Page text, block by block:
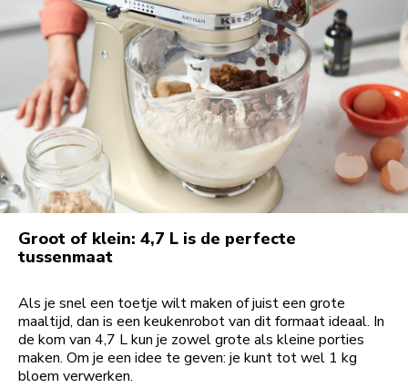
Groot of klein: 4,7 L is de perfecte
tussenmaat
Als je snel een toetje wilt maken of juist een grote
maaltijd, dan is een keukenrobot van dit formaat ideaal. In
de kom van 4,7 L kun je zowel grote als kleine porties
maken. Om je een idee te geven: je kunt tot wel 1 kg
bloem verwerken.